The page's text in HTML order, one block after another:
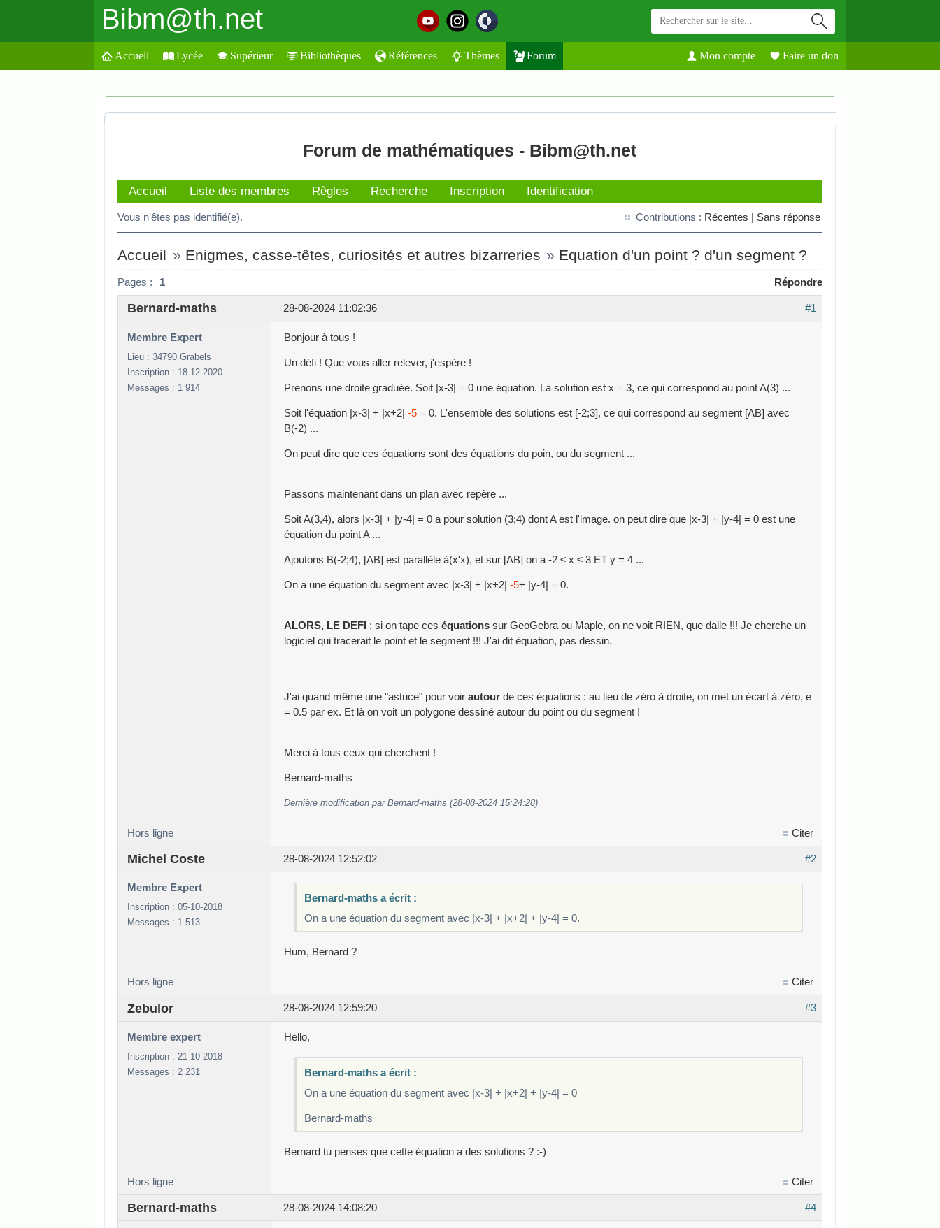
Bibm@th.net
Accueil Lycée Supérieur Bibliothèques Références Thèmes Forum Mon compte Faire un don
Forum de mathématiques - Bibm@th.net
Accueil Liste des membres Règles Recherche Inscription Identification
Vous n'êtes pas identifié(e). Contributions : Récentes | Sans réponse
Accueil » Enigmes, casse-têtes, curiosités et autres bizarreries » Equation d'un point ? d'un segment ?
Pages : 1 Répondre
#1
28-08-2024 11:02:36
Bernard-maths
Membre Expert
Lieu : 34790 Grabels
Inscription : 18-12-2020
Messages : 1 914
Bonjour à tous !
Un défi ! Que vous aller relever, j'espère !
Prenons une droite graduée. Soit |x-3| = 0 une équation. La solution est x = 3, ce qui correspond au point A(3) ...
Soit l'équation |x-3| + |x+2| -5 = 0. L'ensemble des solutions est [-2;3], ce qui correspond au segment [AB] avec
B(-2) ...
On peut dire que ces équations sont des équations du poin, ou du segment ...
Passons maintenant dans un plan avec repère ...
Soit A(3,4), alors |x-3| + |y-4| = 0 a pour solution (3;4) dont A est l'image. on peut dire que |x-3| + |y-4| = 0 est une
équation du point A ...
Ajoutons B(-2;4), [AB] est parallèle à(x'x), et sur [AB] on a -2 ≤ x ≤ 3 ET y = 4 ...
On a une équation du segment avec |x-3| + |x+2| -5+ |y-4| = 0.
ALORS, LE DEFI : si on tape ces équations sur GeoGebra ou Maple, on ne voit RIEN, que dalle !!! Je cherche un
logiciel qui tracerait le point et le segment !!! J'ai dit équation, pas dessin.
J'ai quand même une "astuce" pour voir autour de ces équations : au lieu de zéro à droite, on met un écart à zéro, e
= 0.5 par ex. Et là on voit un polygone dessiné autour du point ou du segment !
Merci à tous ceux qui cherchent !
Bernard-maths
Dernière modification par Bernard-maths (28-08-2024 15:24:28)
Hors ligne Citer
#2
28-08-2024 12:52:02
Michel Coste
Membre Expert
Inscription : 05-10-2018
Messages : 1 513
Bernard-maths a écrit :
On a une équation du segment avec |x-3| + |x+2| + |y-4| = 0.
Hum, Bernard ?
Hors ligne Citer
#3
28-08-2024 12:59:20
Zebulor
Membre expert
Inscription : 21-10-2018
Messages : 2 231
Hello,
Bernard-maths a écrit :
On a une équation du segment avec |x-3| + |x+2| + |y-4| = 0
Bernard-maths
Bernard tu penses que cette équation a des solutions ? :-)
Hors ligne Citer
#4
28-08-2024 14:08:20
Bernard-maths